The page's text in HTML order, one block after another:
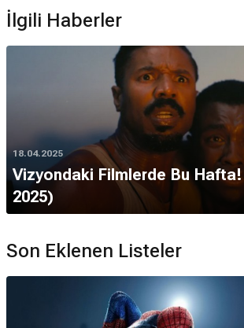
İlgili Haberler
18.04.2025
Vizyondaki Filmlerde Bu
2025)
Son Eklenen Listeler